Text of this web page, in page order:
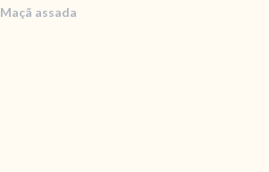
RECEITAS
Maçã assada